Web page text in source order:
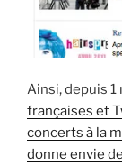
Ainsi, depuis 1
françaises et
concerts à la
donne envie